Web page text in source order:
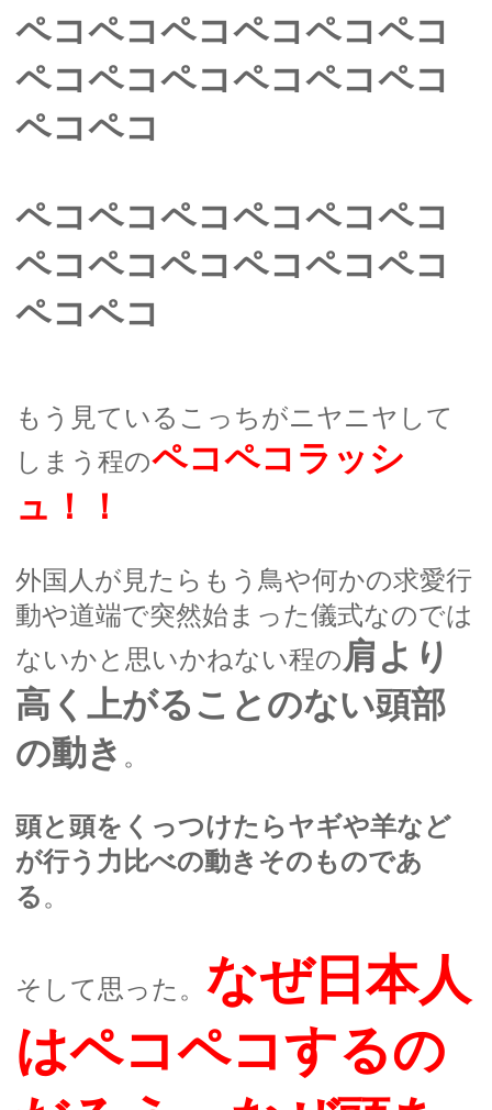
ペコペコペコペコペコペコ
ペコペコペコペコペコペコ
ペコペコ
ペコペコペコペコペコペコ
ペコペコペコペコペコペコ
ペコペコ
もう見ているこっちがニヤニヤして
しまう程のペコペコラッシ
ュ！！
外国人が見たらもう鳥や何かの求愛行
動や道端で突然始まった儀式なのでは
ないかと思いかねない程の肩より
高く上がることのない頭部
の動き 。
頭と頭をくっつけたらヤギや羊など
が行う力比べの動きそのものであ
る。
そして思った。 なぜ日本人
はペコペコするの